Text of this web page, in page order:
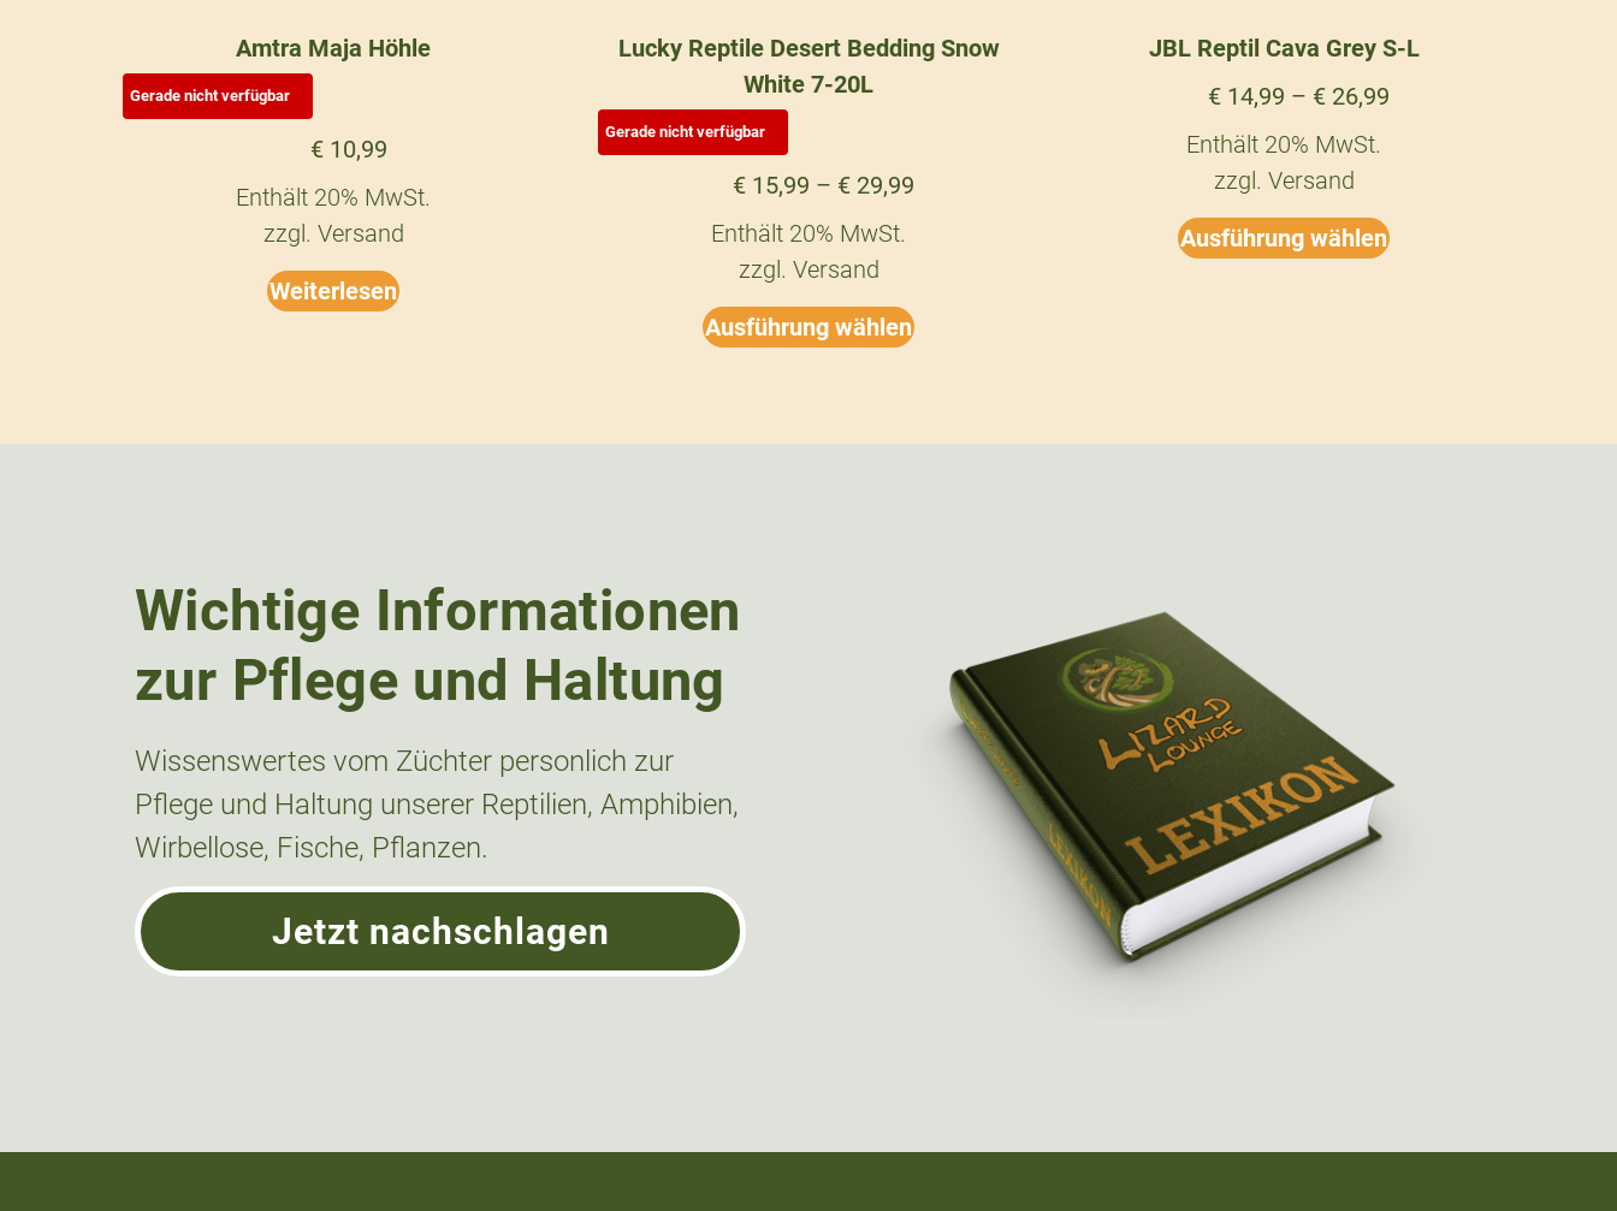
Amtra Maja Höhle
€10,99
Enthält 20% MwSt.
zzgl. Versand
Weiterlesen
Lucky Reptile Desert Bedding Snow
White 7-20L
€ 15,99 – € 29,99
Enthält 20% MwSt.
zzgl. Versand
Ausführung wählen
JBL Reptil Cava Grey S-L
€ 14,99 – € 26,99
Enthält 20% MwSt.
zzgl. Versand
Ausführung wählen
Wichtige Informationen
zur Pflege und Haltung
Wissenswertes vom Züchter personlich zur
Pflege und Haltung unserer Reptilien, Amphibien,
Wirbellose, Fische, Pflanzen.
Jetzt nachschlagen